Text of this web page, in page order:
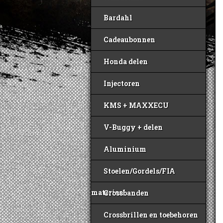
Bardahl
Cadeaubonnen
Honda delen
Injectoren
KMS + MAXXECU
V-Buggy + delen
Aluminium
Stoelen/Gordels/FIA
materiaal
Crossbanden
Crossbrillen en toebehoren